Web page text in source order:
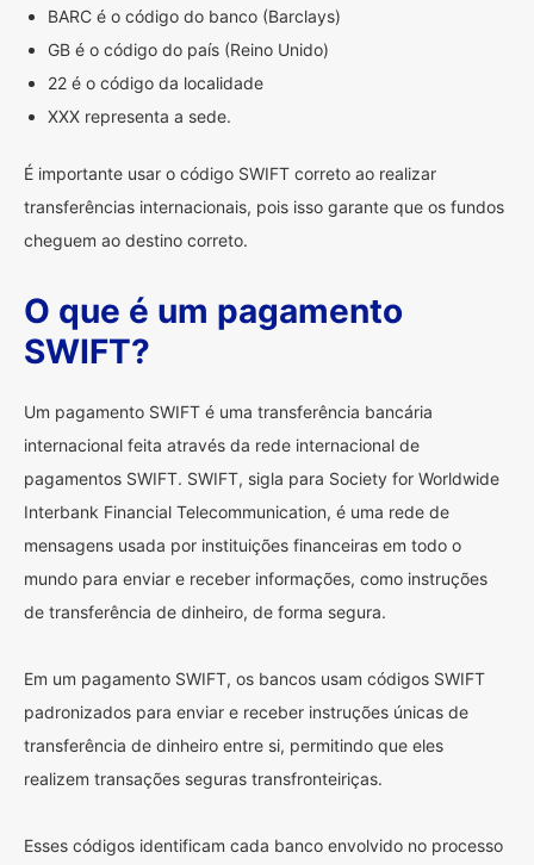
BARC é o código do banco (Barclays)
GB é o código do país (Reino Unido)
22 é o código da localidade
XXX representa a sede.
É importante usar o código SWIFT correto ao realizar
transferências internacionais, pois isso garante que os fundos
cheguem ao destino correto.
O que é um pagamento
SWIFT?
Um pagamento SWIFT é uma transferência bancária
internacional feita através da rede internacional de
pagamentos SWIFT. SWIFT, sigla para Society for Worldwide
Interbank Financial Telecommunication, é uma rede de
mensagens usada por instituições financeiras em todo o
mundo para enviar e receber informações, como instruções
de transferência de dinheiro, de forma segura.
Em um pagamento SWIFT, os bancos usam códigos SWIFT
padronizados para enviar e receber instruções únicas de
transferência de dinheiro entre si, permitindo que eles
realizem transações seguras transfronteiriças.
Esses códigos identificam cada banco envolvido no processo